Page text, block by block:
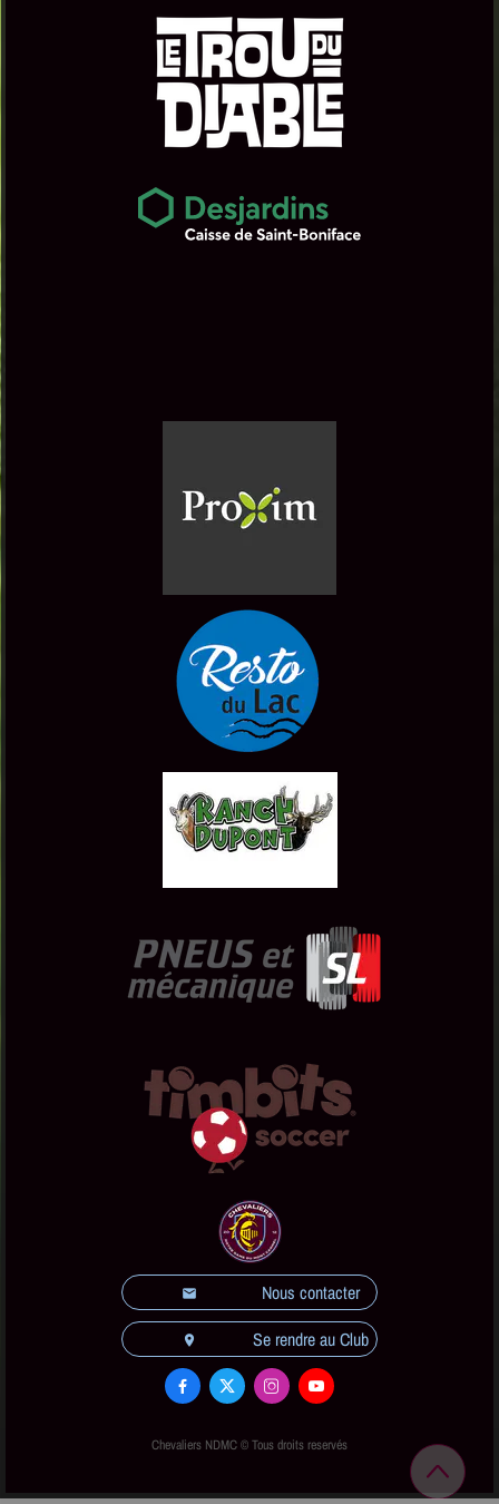
email Nous contacter
location_on Se rendre au Club
   
Chevaliers NDMC © Tous droits reservés